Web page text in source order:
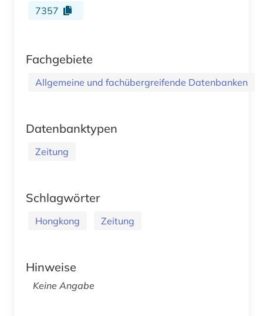
7357
Fachgebiete
Allgemeine und fachübergreifende Datenbanken
Datenbanktypen
Zeitung
Schlagwörter
Hongkong Zeitung
Hinweise
Keine Angabe